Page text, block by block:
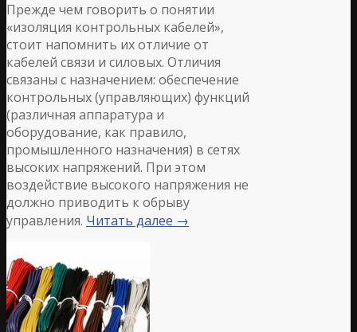
Прежде чем говорить о понятии
«изоляция контрольных кабелей»,
стоит напомнить их отличие от
кабелей связи и силовых. Отличия
связаны с назначением: обеспечение
контрольных (управляющих) функций
(различная аппаратура и
оборудование, как правило,
промышленного назначения) в сетях
высоких напряжений. При этом
воздействие высокого напряжения не
должно приводить к обрыву
управления. Читать далее →